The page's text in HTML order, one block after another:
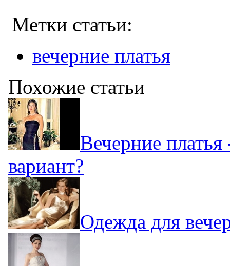
Метки статьи:
вечерние платья
Похожие статьи
Вечерние
вариант?
Одежда для